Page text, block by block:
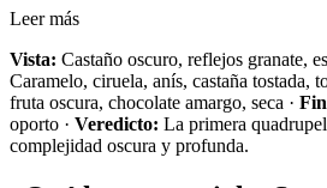
Leer más
Vista: Castaño oscuro, reflejos granate,
Caramelo, ciruela, anís, castaña tostada,
fruta oscura, chocolate amargo, seca ·
oporto · Veredicto: La primera
complejidad oscura y profunda.